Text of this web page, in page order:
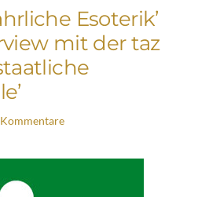
Esoterik’
mit der taz